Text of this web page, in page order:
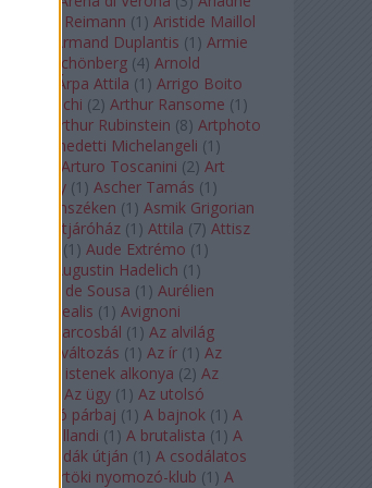
Aribert Reimann (1 ) Aristide Maillol
Armand Duplantis (1 ) Armie
Arnold Schönberg (4) Arnold
Árpa Attila (1 ) Arrigo Boito
Gentileschi (2) Arthur Ransome (1 )
Arthur Rubinstein (8) Artphoto
Arturo Benedetti Michelangeli (1 )
Arturo Toscanini (2) Art
Art Shay (1 ) Ascher Tamás (1 )
Háromszéken (1 ) Asmik Grigorian
Átjáróház (1 ) Attila (7) Attisz
(1 ) Aude Extrémo (1 )
Augustin Hadelich (1 )
Aurelia de Sousa (1 ) Aurélien
borealis (1 ) Avignoni
Az álarcosbál (1 ) Az alvilág
Az átváltozás (1 ) Az ír (1 ) Az
Az istenek alkonya (2) Az
Az ügy (1 ) Az utolsó
Az utolsó párbaj (1 ) A bajnok (1 ) A
hollandi (1 ) A brutalista (1 ) A
A csodák útján (1 ) A csodálatos
A csütörtöki nyomozó-klub (1 ) A